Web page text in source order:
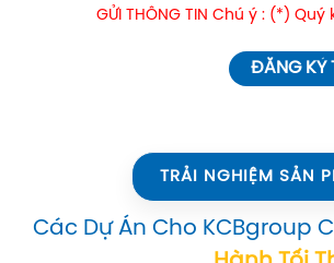
GỬI THÔNG TIN Chú ý : (*)
ĐĂNG KÝ
TRẢI NGHIỆM SẢN
Các Dự Án Cho KCBgroup